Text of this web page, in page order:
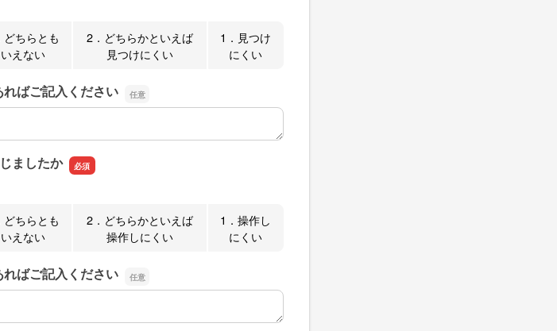
どちらとも
いえない
2．どちらかといえば
見つけにくい
1．見つけ
にくい
ばご記入ください
ばご記入ください
ましたか
どちらとも
いえない
2．どちらかといえば
操作しにくい
1．操作し
にくい
ばご記入ください
ばご記入ください